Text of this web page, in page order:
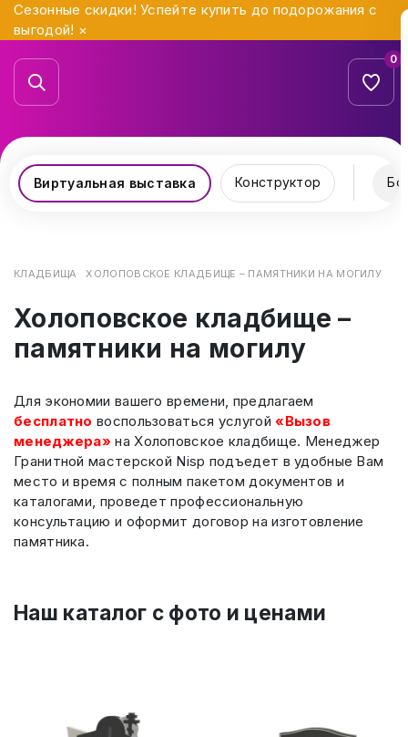
Сезонные скидки! Успейте купить до подорожания с
выгодой! ×
0
Виртуальная выставка Конструктор
КЛАДБИЩА ХОЛОПОВСКОЕ КЛАДБИЩЕ – ПАМЯТНИКИ НА МОГИЛУ
Холоповское кладбище –
памятники на могилу
Для экономии вашего времени, предлагаем
бесплатно воспользоваться услугой«Вызов
менеджера» на Холоповское кладбище. Менеджер
Гранитной мастерской Nisp подъедет в удобные Вам
место и время с полным пакетом документов и
каталогами, проведет профессиональную
консультацию и оформит договор на изготовление
памятника.
Наш каталог c фото и ценами